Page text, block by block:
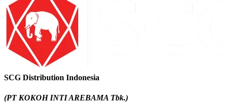
SCG Distribution Indonesia
(PT KOKOH INTI AREBAMA Tbk.)